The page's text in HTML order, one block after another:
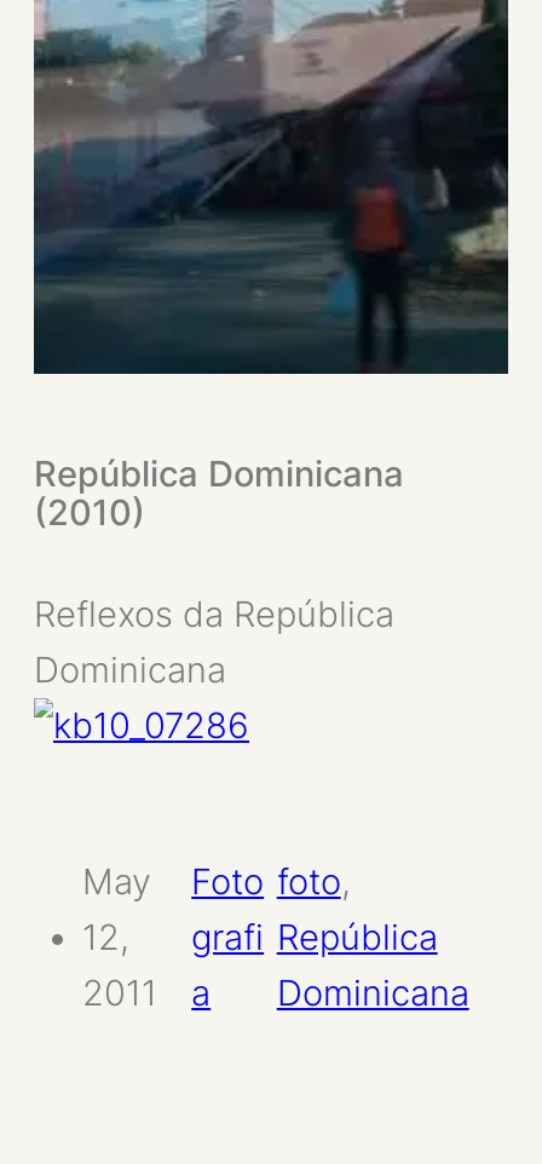
República Dominicana
(2010)
Reflexos da República
Dominicana
May
12,
2011
Foto
grafi
a
foto
República
Dominicana